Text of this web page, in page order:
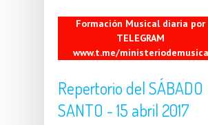
Formación Musical diaria por
TELEGRAM
www.t.me/ministeriodemusica
Repertorio del SÁBADO
SANTO - 15 abril 2017